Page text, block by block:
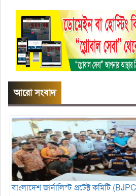
আরো সংবাদ
বাংলাদেশ জার্নালিস্ট প্রটেক্ট কমিটি